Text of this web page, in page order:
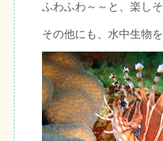
ふわふわ～～と、楽し
その他にも、水中生物